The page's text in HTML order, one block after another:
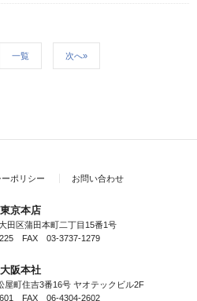
一覧 次へ»
ポリシー お問い合わせ
東京本店
田区蒲田本町二丁目15番1号
FAX 03-3737-1279
大阪本社
屋町住吉3番16号 ヤオテックビル2F
FAX 06-4304-2602